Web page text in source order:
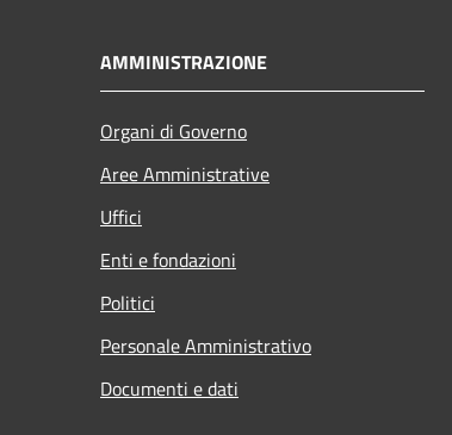
AMMINISTRAZIONE
Organi di Governo
Aree Amministrative
Uffici
Enti e fondazioni
Politici
Personale Amministrativo
Documenti e dati